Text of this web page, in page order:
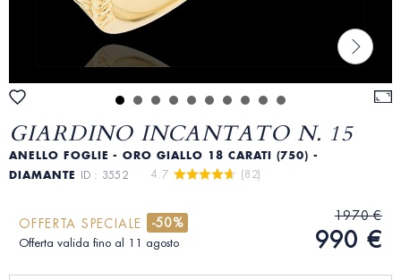
GIARDINO INCANTATO N. 15
ANELLO FOGLIE - ORO GIALLO 18 CARATI (750) -
DIAMANTE ID : 3552 4.7 (82)
OFFERTA SPECIALE -50%
Offerta valida fino al 11 agosto
1970 €
990 €